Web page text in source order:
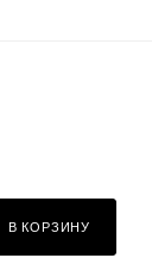
В КОРЗИНУ